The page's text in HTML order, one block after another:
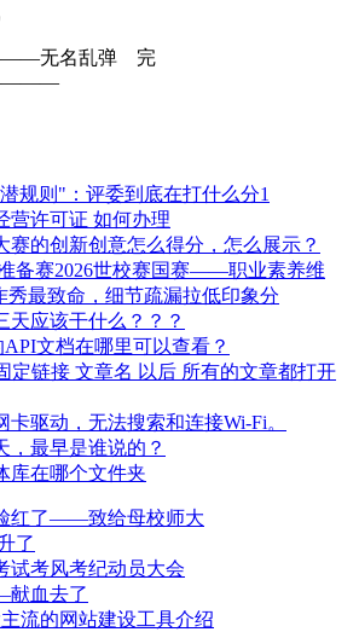
名乱弹 完
规则"：评委到底在打什么分1
营许可证 如何办理
赛的创新创意怎么得分，怎么展示？
备赛2026世校赛国赛——职业素养维
秀最致命，细节疏漏拉低印象分
天应该干什么？？？
API文档在哪里可以查看？
定链接 文章名 以后 所有的文章都打开
卡驱动，无法搜索和连接Wi-Fi。
，最早是谁说的？
库在哪个文件夹
红了——致给母校师大
了
试考风考纪动员大会
血去了
流的网站建设工具介绍